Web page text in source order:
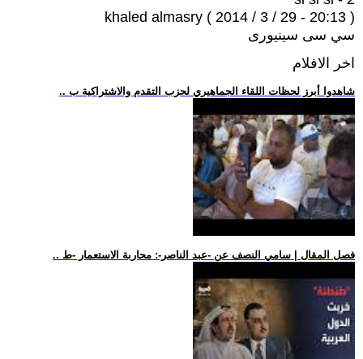
khaled almasry ( 2014 / 3 / 29 - 20:13 )
سي سى سينيورى
اخر الافلام
.. شاهدوا أبرز لحظات اللقاء الجماهيري لحزب التقدم والاشتراكية ب
.. فصل المقال | سامي النصف عن -عبد الناصر-: محاربة الاستعمار -ط